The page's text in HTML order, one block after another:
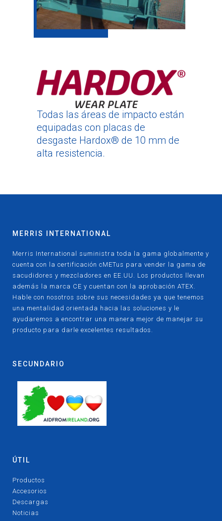
Todas las áreas de impacto están
equipadas con placas de
desgaste Hardox® de 10 mm de
alta resistencia.
MERRIS INTERNATIONAL
Merris International suministra toda la gama globalmente y
cuenta con la certificación cMETus para vender la gama de
sacudidores y mezcladores en EE.UU. Los productos llevan
además la marca CE y cuentan con la aprobación ATEX.
Hable con nosotros sobre sus necesidades ya que tenemos
una mentalidad orientada hacia las soluciones y le
ayudaremos a encontrar una manera mejor de manejar su
producto para darle excelentes resultados.
SECUNDARIO
ÚTIL
Productos
Accesorios
Descargas
Noticias